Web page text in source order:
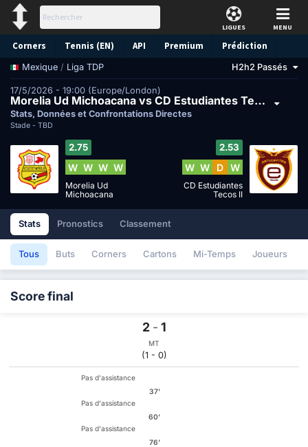
LIGUES MENU
Corners Tennis (EN) API Premium Prédiction
Mexique / Liga TDP H2h2 Passés
17/5/2026 - 19:00 (Europe/London)
Morelia Ud Michoacana vs CD Estudiantes Tecos II
Stats, Données et Confrontations Directes
Stade - TBD
2.75
W W W W
Morelia Ud
Michoacana
2.53
W W D W
CD Estudiantes
Tecos II
Stats Pronostics Classement
Tous Buts Corners Cartons Mi-Temps Joueurs
Score final
2 - 1
MT
(1 - 0)
Pas d'assistance
37'
Pas d'assistance
60'
Pas d'assistance
76'